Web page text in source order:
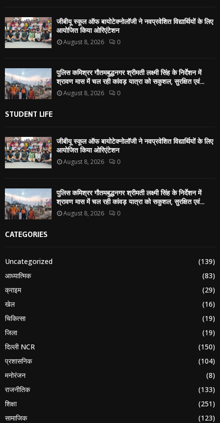
जीबीयू स्कूल ऑफ बायोटेक्नोलॉजी ने नवप्रवेशित विद्यार्थियों के लिए
आयोजित किया ओरिएंटेशन
August 8, 2026 0
पुलिस कमिश्रर गौतमबुद्धनगर श्रीमती लक्ष्मी सिंह के निर्देशन में
श्रावण मास में चल रही कांवड़ यात्रा को सकुशल, सुरक्षित एवं...
August 8, 2026 0
STUDENT LIFE
जीबीयू स्कूल ऑफ बायोटेक्नोलॉजी ने नवप्रवेशित विद्यार्थियों के लिए
आयोजित किया ओरिएंटेशन
August 8, 2026 0
पुलिस कमिश्रर गौतमबुद्धनगर श्रीमती लक्ष्मी सिंह के निर्देशन में
श्रावण मास में चल रही कांवड़ यात्रा को सकुशल, सुरक्षित एवं...
August 8, 2026 0
CATEGORIES
Uncategorized
(139)
आध्यात्मिक
(83)
क्राइम
(29)
खेल
(16)
चिकित्सा
(19)
जिला
(19)
दिल्ली NCR
(150)
प्रशासनिक
(104)
मनोरंजन
(8)
राजनीतिक
(133)
शिक्षा
(251)
सामाजिक
(123)